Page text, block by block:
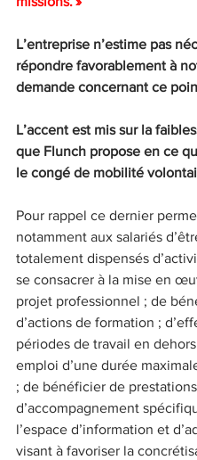
L’entreprise n’estime pas
répondre favorablement à
demande concernant ce
L’accent est mis sur la
que Flunch propose en ce
le congé de mobilité
Pour rappel ce dernier
notamment aux salariés
totalement dispensés
se consacrer à la mise en
projet professionnel ; de
d’actions de formation ;
périodes de travail en
emploi d’une durée
; de bénéficier de prestations
d’accompagnement
l’espace d’information et
visant à favoriser la